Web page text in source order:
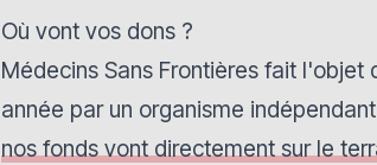
Où vont vos dons ?
Médecins Sans Frontières fait l'objet
année par un organisme
nos fonds vont directement sur le